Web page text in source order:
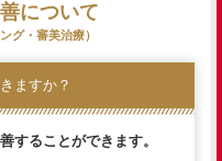
について
グ・審美治療）
ますか？
することができます。